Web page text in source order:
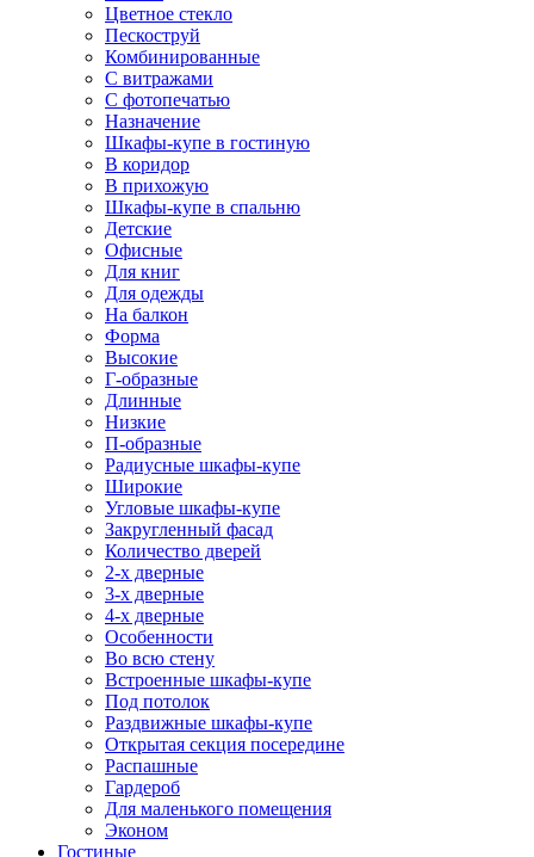
Цветное стекло
Пескоструй
Комбинированные
С витражами
С фотопечатью
Назначение
Шкафы-купе в гостиную
В коридор
В прихожую
Шкафы-купе в спальню
Детские
Офисные
Для книг
Для одежды
На балкон
Форма
Высокие
Г-образные
Длинные
Низкие
П-образные
Радиусные шкафы-купе
Широкие
Угловые шкафы-купе
Закругленный фасад
Количество дверей
2-х дверные
3-х дверные
4-х дверные
Особенности
Во всю стену
Встроенные шкафы-купе
Под потолок
Раздвижные шкафы-купе
Открытая секция посередине
Распашные
Гардероб
Для маленького помещения
Эконом
Гостиные